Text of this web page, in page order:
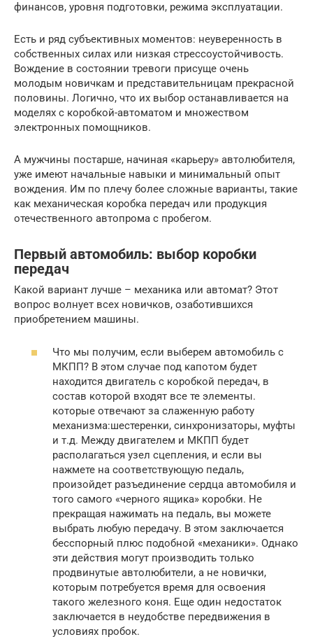
финансов, уровня подготовки, режима эксплуатации.
Есть и ряд субъективных моментов: неуверенность в
собственных силах или низкая стрессоустойчивость.
Вождение в состоянии тревоги присуще очень
молодым новичкам и представительницам прекрасной
половины. Логично, что их выбор останавливается на
моделях с коробкой-автоматом и множеством
электронных помощников.
А мужчины постарше, начиная «карьеру» автолюбителя,
уже имеют начальные навыки и минимальный опыт
вождения. Им по плечу более сложные варианты, такие
как механическая коробка передач или продукция
отечественного автопрома с пробегом.
Первый автомобиль: выбор коробки
передач
Какой вариант лучше – механика или автомат? Этот
вопрос волнует всех новичков, озаботившихся
приобретением машины.
Что мы получим, если выберем автомобиль с
МКПП? В этом случае под капотом будет
находится двигатель с коробкой передач, в
состав которой входят все те элементы.
которые отвечают за слаженную работу
механизма:шестеренки, синхронизаторы, муфты
и т.д. Между двигателем и МКПП будет
располагаться узел сцепления, и если вы
нажмете на соответствующую педаль,
произойдет разъединение сердца автомобиля и
того самого «черного ящика» коробки. Не
прекращая нажимать на педаль, вы можете
выбрать любую передачу. В этом заключается
бесспорный плюс подобной «механики». Однако
эти действия могут производить только
продвинутые автолюбители, а не новички,
которым потребуется время для освоения
такого железного коня. Еще один недостаток
заключается в неудобстве передвижения в
условиях пробок.